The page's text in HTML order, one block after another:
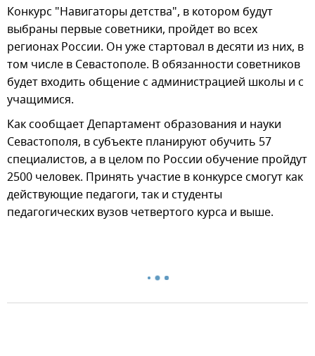
Конкурс "Навигаторы детства", в котором будут
выбраны первые советники, пройдет во всех
регионах России. Он уже стартовал в десяти из них, в
том числе в Севастополе. В обязанности советников
будет входить общение с администрацией школы и с
учащимися.
Как сообщает Департамент образования и науки
Севастополя, в субъекте планируют обучить 57
специалистов, а в целом по России обучение пройдут
2500 человек. Принять участие в конкурсе смогут как
действующие педагоги, так и студенты
педагогических вузов четвертого курса и выше.